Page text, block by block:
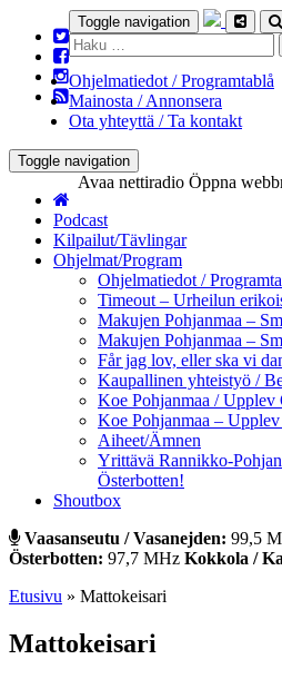
Toggle navigation
Haku:
Ohjelmatiedot / Programtablå
Mainosta / Annonsera
Ota yhteyttä / Ta kontakt
Toggle navigation
Avaa nettiradio Öppna
Podcast
Kilpailut/Tävlingar
Ohjelmat/Program
Ohjelmatiedot /
Timeout – Urheilun
Makujen Pohjanmaa –
Makujen Pohjanmaa –
Får jag lov, eller ska vi
Kaupallinen yhteistyö /
Koe Pohjanmaa / Upplev
Koe Pohjanmaa – Upplev
Aiheet/Ämnen
Yrittävä Rannikko-
Österbotten!
Shoutbox
Vaasanseutu / Vasanejden: 99,5
Österbotten: 97,7 MHz Kokkola /
Etusivu » Mattokeisari
Mattokeisari